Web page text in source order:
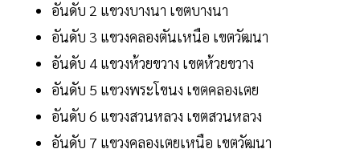
อันดับ 2 แขวงบางนา เขตบางนา
อันดับ 3 แขวงคลองตันเหนือ เขตวัฒนา
อันดับ 4 แขวงห้วยขวาง เขตห้วยขวาง
อันดับ 5 แขวงพระโขนง เขตคลองเตย
อันดับ 6 แขวงสวนหลวง เขตสวนหลวง
อันดับ 7 แขวงคลองเตยเหนือ เขตวัฒนา